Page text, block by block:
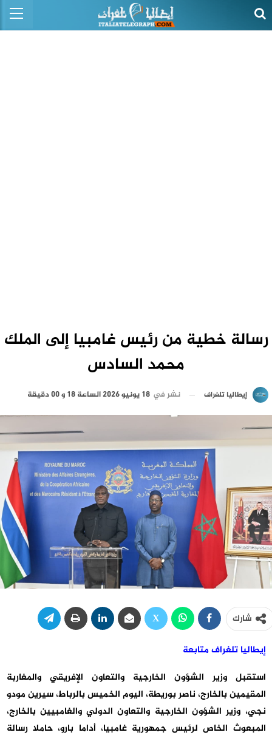
رسالة خطية من رئيس غامبيا إلى الملك
محمد السادس
إيطاليا تلغراف نشر في 18 يونيو 2026 الساعة 18 و 00 دقيقة
شارك
إيطاليا تلغراف متابعة
استقبل وزير الشؤون الخارجية والتعاون الإفريقي والمغاربة
المقيمين بالخارج، ناصر بوريطة، اليوم الخميس بالرباط، سيرين مودو
نجي، وزير الشؤون الخارجية والتعاون الدولي والغامبيين بالخارج،
المبعوث الخاص لرئيس جمهورية غامبيا، أداما بارو، حاملا رسالة